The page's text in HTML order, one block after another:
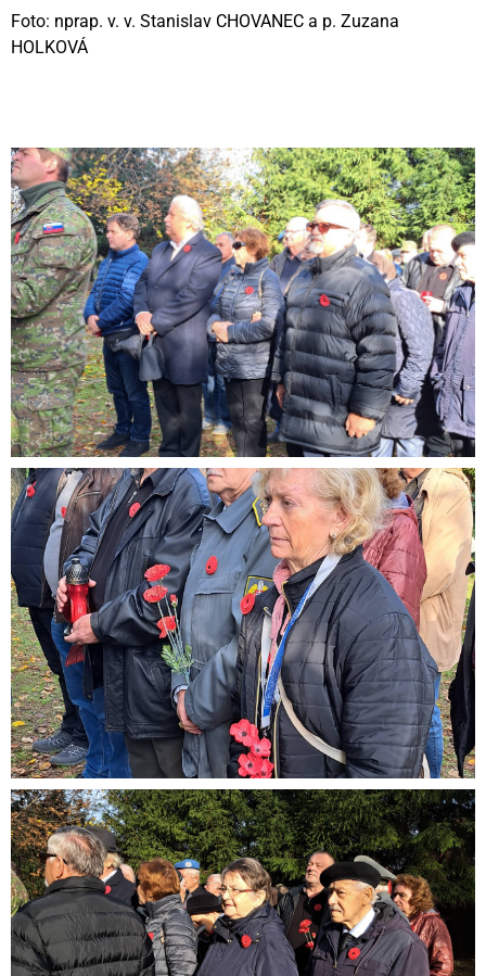
Foto: nprap. v. v. Stanislav CHOVANEC a p. Zuzana
HOLKOVÁ